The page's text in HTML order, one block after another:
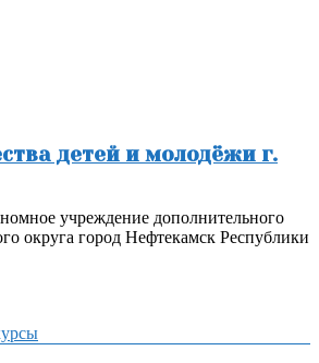
детей и молодёжи г.
учреждение дополнительного
округа город Нефтекамск Республики